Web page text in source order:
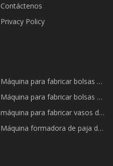
Contáctenos
Privacy Policy
Máquina para fabricar bolsas de
papel
Máquina para fabricar bolsas de
papel
máquina para fabricar vasos de
papel
Máquina formadora de paja de